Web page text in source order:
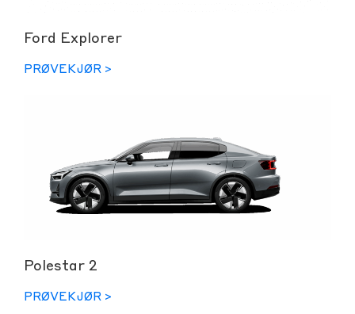
Ford Explorer
PRØVEKJØR >
Polestar 2
PRØVEKJØR >